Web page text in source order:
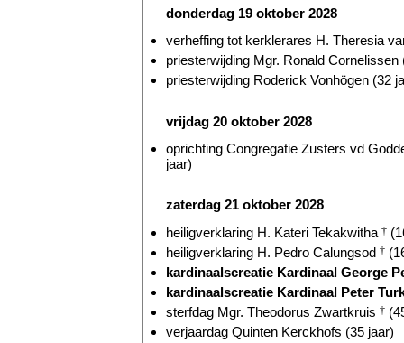
donderdag 19 oktober 2028
verheffing tot kerklerares H. Theresia
priesterwijding Mgr. Ronald Cornelissen
priesterwijding Roderick Vonhögen (32
vrijdag 20 oktober 2028
oprichting Congregatie Zusters vd
jaar)
zaterdag 21 oktober 2028
heiligverklaring H. Kateri Tekakwitha †
heiligverklaring H. Pedro Calungsod †
kardinaalscreatie Kardinaal George
kardinaalscreatie Kardinaal Peter
sterfdag Mgr. Theodorus Zwartkruis †
verjaardag Quinten Kerckhofs (35 jaar)